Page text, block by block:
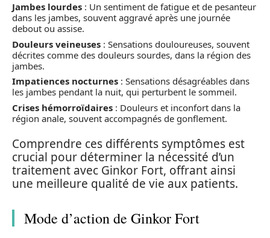
Jambes lourdes : Un sentiment de fatigue et de pesanteur
dans les jambes, souvent aggravé après une journée
debout ou assise.
Douleurs veineuses : Sensations douloureuses, souvent
décrites comme des douleurs sourdes, dans la région des
jambes.
Impatiences nocturnes : Sensations désagréables dans
les jambes pendant la nuit, qui perturbent le sommeil.
Crises hémorroïdaires : Douleurs et inconfort dans la
région anale, souvent accompagnés de gonflement.
Comprendre ces différents symptômes est
crucial pour déterminer la nécessité d’un
traitement avec Ginkor Fort, offrant ainsi
une meilleure qualité de vie aux patients.
Mode d’action de Ginkor Fort